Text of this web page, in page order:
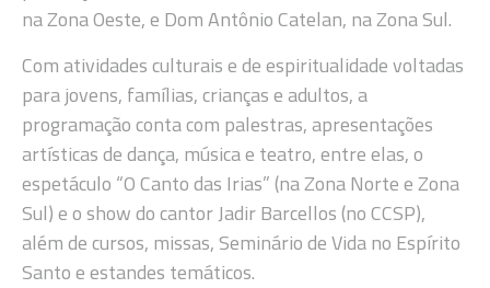
na Zona Oeste, e Dom Antônio Catelan, na Zona Sul.
Com atividades culturais e de espiritualidade voltadas
para jovens, famílias, crianças e adultos, a
programação conta com palestras, apresentações
artísticas de dança, música e teatro, entre elas, o
espetáculo “O Canto das Irias” (na Zona Norte e Zona
Sul) e o show do cantor Jadir Barcellos (no CCSP),
além de cursos, missas, Seminário de Vida no Espírito
Santo e estandes temáticos.